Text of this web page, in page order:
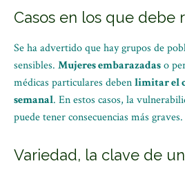
Casos en los que debe
Se ha advertido que hay grupos de
sensibles. Mujeres embarazadaso
médicas particulares debenlimitar el
semanal. En estos casos, la
puede tener consecuencias más graves.
Variedad, la clave de